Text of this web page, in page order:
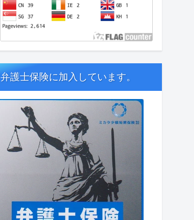
弁護士保険に加入しています。